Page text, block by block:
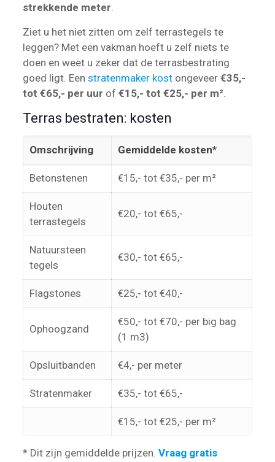
strekkende meter.
Ziet u het niet zitten om zelf terrastegels te
leggen? Met een vakman hoeft u zelf niets te
doen en weet u zeker dat de terrasbestrating
goed ligt. Een stratenmaker kostongeveer €35,-
tot €65,- per uur of €15,- tot €25,- per m².
Terras bestraten: kosten
Omschrijving Gemiddelde kosten*
Betonstenen €15,- tot €35,- per m²
Houten
terrastegels
€20,- tot €65,-
Natuursteen
tegels
€30,- tot €65,-
Flagstones €25,- tot €40,-
Ophoogzand
€50,- tot €70,- per big bag
(1 m3)
Opsluitbanden €4,- per meter
Stratenmaker €35,- tot €65,-
€15,- tot €25,- per m²
* Dit zijn gemiddelde prijzen. Vraag gratis